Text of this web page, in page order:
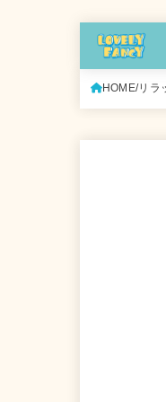
HOME リラ